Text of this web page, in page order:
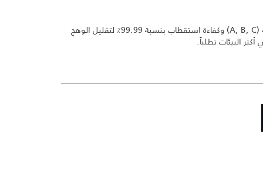
حماية 100٪ من الأشعة فوق البنفسجية (A, B, C) وكفاءة استقطاب بنسبة 99.99٪ لتقليل الوهج
البيئات تطلباً.